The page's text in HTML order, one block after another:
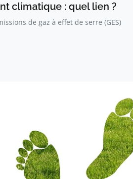
climatique : quel lien ?
de gaz à effet de serre (GES)